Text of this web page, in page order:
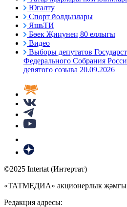
Югалту
Спорт йолдызлары
ЯшьТИ
Бөек Җиңүнең 80 еллыгы
Видео
Выборы депутатов
Федерального Собрания
девятого созыва 20.09.2026
©2025 Intertat (Интертат)
«ТАТМЕДИА» акционерлык
Редакция адресы: